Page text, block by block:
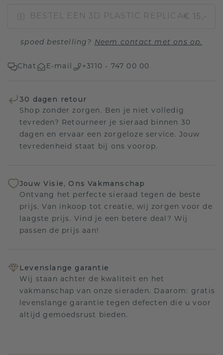
BESTEL EEN 3D PLASTIC REPLICA€ 15,-
spoed bestelling? Neem contact met ons op.
Chat E-mail +3110 - 747 00 00
30 dagen retour
Shop zonder zorgen. Ben je niet volledig
tevreden? Retourneer je sieraad binnen 30
dagen en ervaar een zorgeloze service. Jouw
tevredenheid staat bij ons voorop.
Jouw Visie, Ons Vakmanschap
Ontvang het perfecte sieraad tegen de beste
prijs. Van inkoop tot creatie, wij zorgen voor de
laagste prijs. Vind je een betere deal? Wij
passen de prijs aan!
Levenslange garantie
Wij staan achter de kwaliteit en het
vakmanschap van onze sieraden. Daarom: gratis
levenslange garantie tegen defecten die u voor
altijd gemoedsrust bieden.